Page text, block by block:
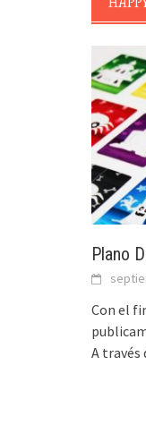
Plano
Con el
A través